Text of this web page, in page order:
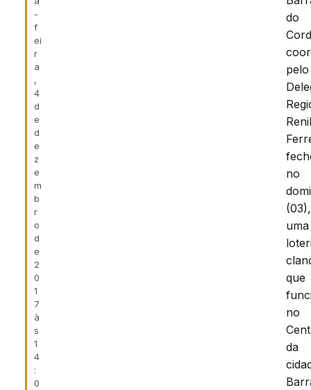
-
f
ei
r
a
,
4
d
e
d
e
z
e
m
b
r
o
d
e
2
0
1
7
à
s
1
4
:
0
do
pelo
no
(03),
uma
que
no
da